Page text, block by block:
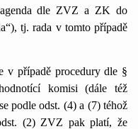
agenda dle ZVZ a ZK do
tj. rada v tomto případě
v případě procedury dle §
komisi (dále též
podle odst. (4) a (7) téhož
(2) ZVZ pak platí, že